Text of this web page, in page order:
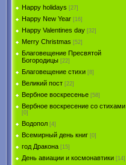
Happy holidays [27]
Happy New Year [16]
Happy Valentines day [32]
Merry Christmas [52]
Благовещение Пресвятой
Богородицы [22]
Благовещение стихи [8]
Великий пост [22]
Вербное воскресенье [58]
Вербное воскресение со стихами
[0]
Водопол [4]
Всемирный день книг [0]
год Дракона [15]
День авиации и космонавтики [14]